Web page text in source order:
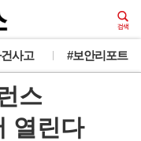
사고 #보안리포트
스
열린다